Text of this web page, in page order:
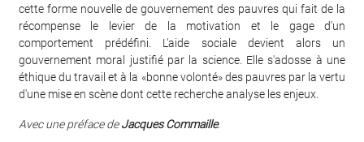
cette forme nouvelle de gouvernement des pauvres qui fait de la
récompense le levier de la motivation et le gage d'un
comportement prédéfini. L'aide sociale devient alors un
gouvernement moral justifié par la science. Elle s'adosse à une
éthique du travail et à la «bonne volonté» des pauvres par la vertu
d'une mise en scène dont cette recherche analyse les enjeux.
Avec une préface deJacques Commaille.